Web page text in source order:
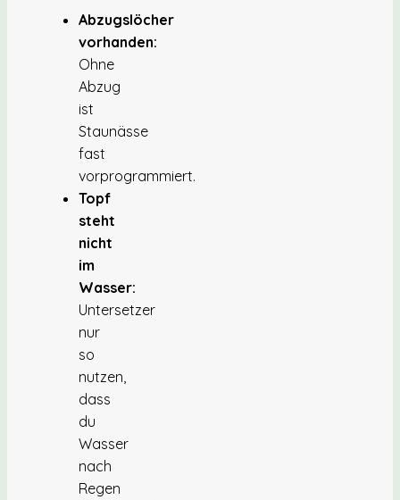
Abzugslöcher
vorhanden:
Ohne
Abzug
ist
Staunässe
fast
vorprogrammiert.
Topf
steht
nicht
im
Wasser:
Untersetzer
nur
so
nutzen,
dass
du
Wasser
nach
Regen